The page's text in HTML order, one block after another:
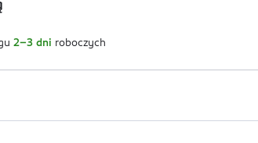
2-3 dni roboczych